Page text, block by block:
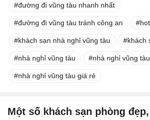
đường đi vũng tàu nhanh nhất
đường đi vũng tàu tránh công an
khách sạn nhà nghỉ vũng tàu khách
nhà nghỉ vũng tàu nhà nghỉ vũng
nhà nghỉ vũng tàu giá rẻ
Một số khách sạn phòng